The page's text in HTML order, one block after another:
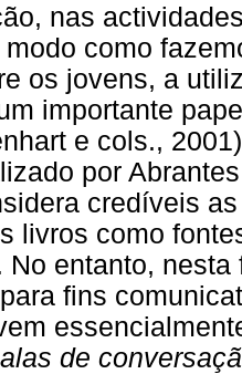
nas
como
os jovens, a
importante
e cols.,
por
credíveis
livros como
No entanto,
fins
de